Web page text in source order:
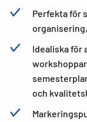
Perfekta för
Idealiska för
och